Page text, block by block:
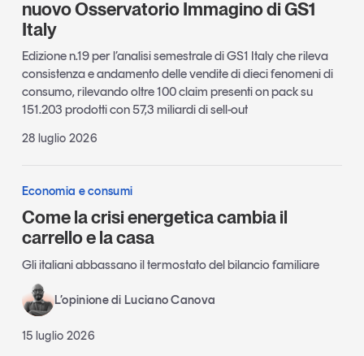
nuovo Osservatorio Immagino di GS1
Italy
Edizione n.19 per l’analisi semestrale di GS1 Italy che rileva
consistenza e andamento delle vendite di dieci fenomeni di
consumo, rilevando oltre 100 claim presenti on pack su
151.203 prodotti con 57,3 miliardi di sell-out
28 luglio 2026
Economia e consumi
Come la crisi energetica cambia il
carrello e la casa
Gli italiani abbassano il termostato del bilancio familiare
L’opinione di Luciano Canova
15 luglio 2026